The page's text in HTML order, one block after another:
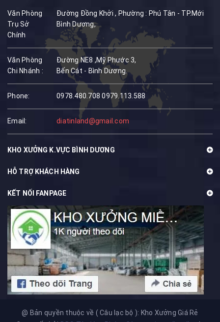
Văn Phòng
Trụ Sở
Chính
Đường Đồng Khởi , Phường : Phú Tân - TP.Mới
Bình Dương,
Văn Phòng
Chi Nhánh :
Đường NE8 ,Mỹ Phước 3,
Bến Cát - Bình Dương.
Phone: 0978.480.7080979.113.588
Email: diatinland@gmail.com
KHO XƯỞNG K.VỰC BÌNH DƯƠNG
HỖ TRỢ KHÁCH HÀNG
KẾT NỐI FANPAGE
@ Bản quyền thuộc về ( Câu lạc bộ ): Kho Xưởng Giá Rẻ